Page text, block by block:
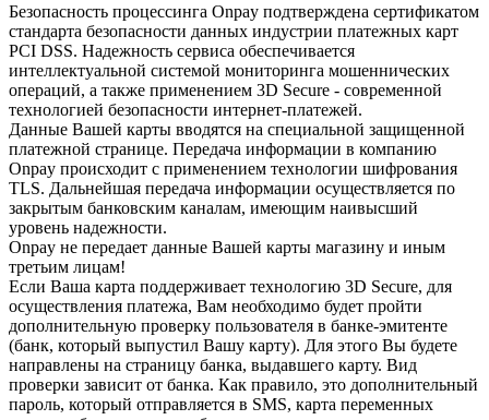
Безопасность процессинга Onpay подтверждена сертификатом
стандарта безопасности данных индустрии платежных карт
PCI DSS. Надежность сервиса обеспечивается
интеллектуальной системой мониторинга мошеннических
операций, а также применением 3D Secure - современной
технологией безопасности интернет-платежей.
Данные Вашей карты вводятся на специальной защищенной
платежной странице. Передача информации в компанию
Onpay происходит с применением технологии шифрования
TLS. Дальнейшая передача информации осуществляется по
закрытым банковским каналам, имеющим наивысший
уровень надежности.
Onpay не передает данные Вашей карты магазину и иным
третьим лицам!
Если Ваша карта поддерживает технологию 3D Secure, для
осуществления платежа, Вам необходимо будет пройти
дополнительную проверку пользователя в банке-эмитенте
(банк, который выпустил Вашу карту). Для этого Вы будете
направлены на страницу банка, выдавшего карту. Вид
проверки зависит от банка. Как правило, это дополнительный
пароль, который отправляется в SMS, карта переменных